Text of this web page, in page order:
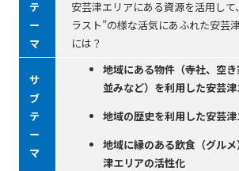
テ
ー
マ
安芸津エリアにある資源を活⽤して
ラスト”の様な活気にあふれた安芸
には？
サ
ブ
テ
ー
マ
地域にある物件（寺社、空
並みなど）を利⽤した安芸
地域の歴史を利⽤した安芸
地域に縁のある飲⾷（グル
津エリアの活性化